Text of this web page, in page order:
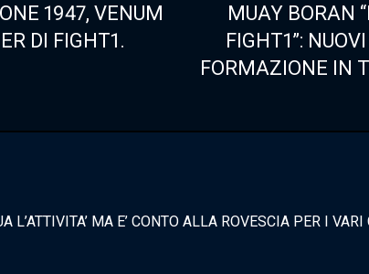
1947, VENUM
DI FIGHT1.
MUAY BORAN
FIGHT1”:
FORMAZIONE IN
L’ATTIVITA’ MA E’ CONTO ALLA ROVESCIA PER I